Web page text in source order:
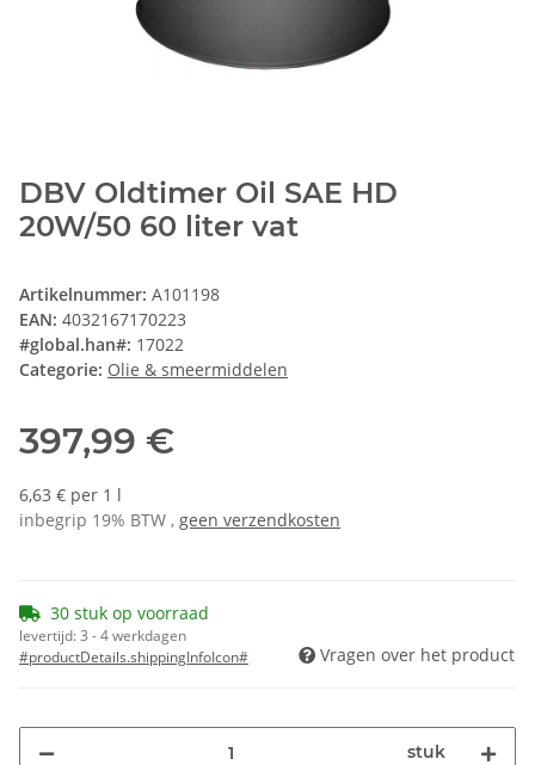
DBV Oldtimer Oil SAE HD
20W/50 60 liter vat
Artikelnummer: A101198
EAN: 4032167170223
#global.han#: 17022
Categorie: Olie & smeermiddelen
397,99 €
6,63 € per 1 l
inbegrip 19% BTW , geen verzendkosten
30 stuk op voorraad
levertijd:3 - 4 werkdagen
#productDetails.shippingInfoIcon#
Vragen over het product
stuk